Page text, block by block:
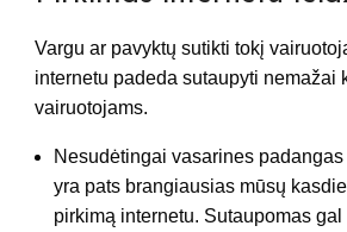
Vargu ar pavyktų sutikti tokį
internetu padeda sutaupyti
vairuotojams.
Nesudėtingai vasarines
yra pats brangiausias mūsų
pirkimą internetu. Sutaupomas